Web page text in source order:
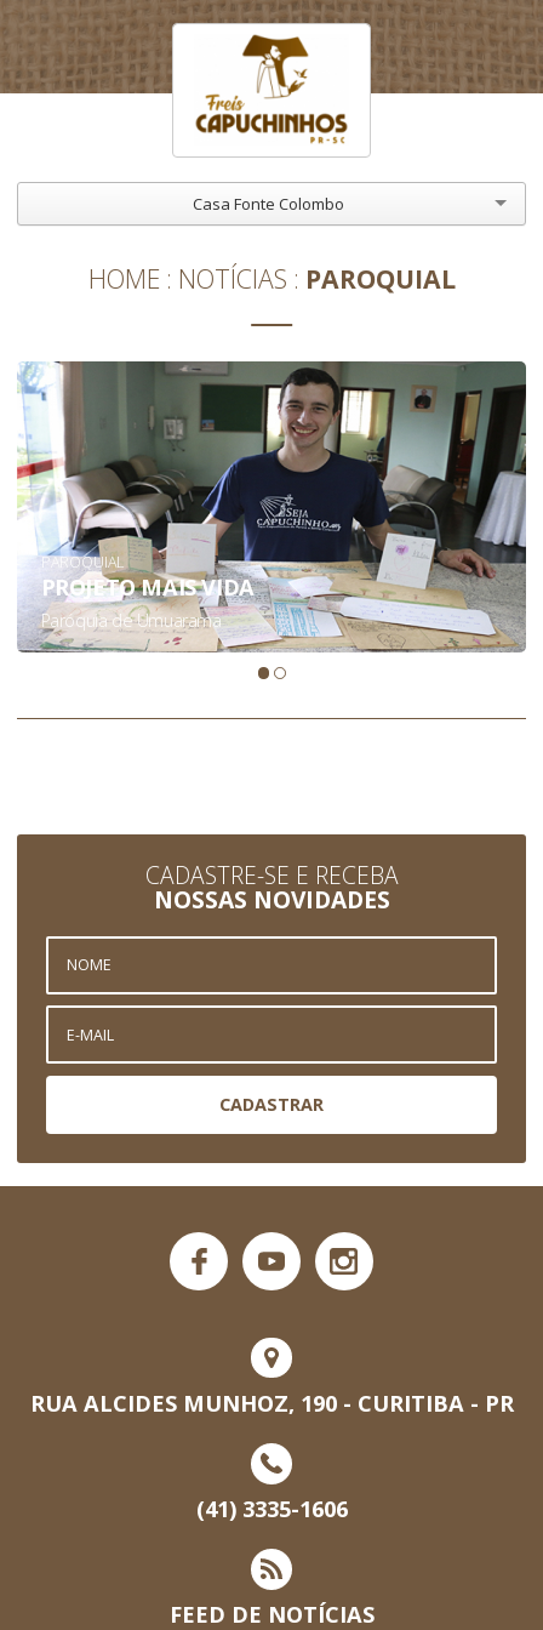
Casa Fonte Colombo
HOME NOTÍCIAS PAROQUIAL
PAROQUIAL
PROJETO MAIS VIDA
Paróquia de Umuarama
CADASTRE-SE E RECEBA
NOSSAS NOVIDADES
CADASTRAR
RUA ALCIDES MUNHOZ, 190 - CURITIBA - PR
(41) 3335-1606
FEED DE NOTÍCIAS